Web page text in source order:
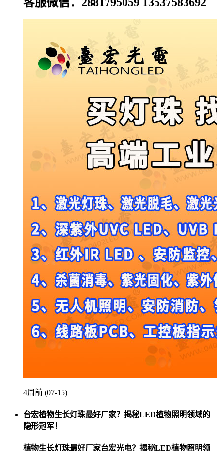
4周前 (07-15)
台宏植物生长灯珠最好厂家？揭秘LED植物照明领域的
隐形冠军！
植物生长灯珠最好厂家台宏光电？揭秘LED植物照明领